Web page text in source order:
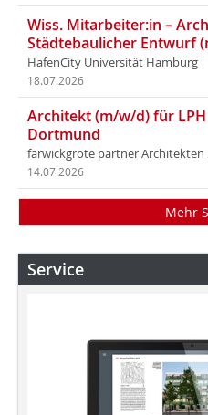
Wiss. Mitarbeiter:in –
Städtebaulicher Entwurf
HafenCity Universität Hamburg
18.07.2026
Architekt (m/w/d) für
Dortmund
farwickgrote partner Architekten
14.07.2026
Mehr
Service